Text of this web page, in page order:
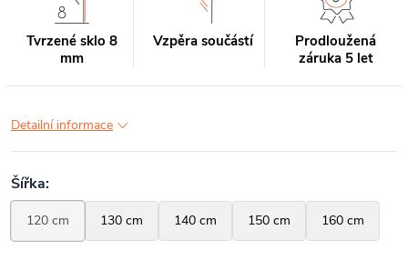
Tvrzené sklo 8
mm
Vzpěra součástí
Prodloužená
záruka 5 let
Detailní informace